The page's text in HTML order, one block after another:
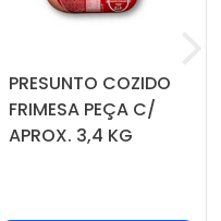
PRESUNTO COZIDO
FRIMESA PEÇA C/
APROX. 3,4 KG